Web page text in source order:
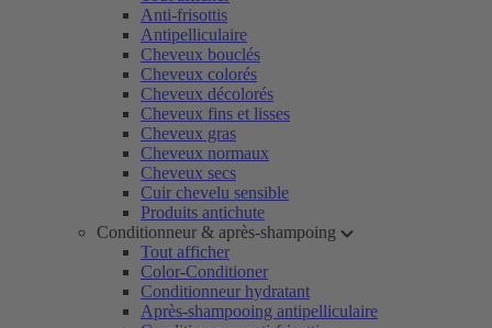
Anti-frisottis
Antipelliculaire
Cheveux bouclés
Cheveux colorés
Cheveux décolorés
Cheveux fins et lisses
Cheveux gras
Cheveux normaux
Cheveux secs
Cuir chevelu sensible
Produits antichute
Conditionneur & après-shampoing
Tout afficher
Color-Conditioner
Conditionneur hydratant
Après-shampooing antipelliculaire